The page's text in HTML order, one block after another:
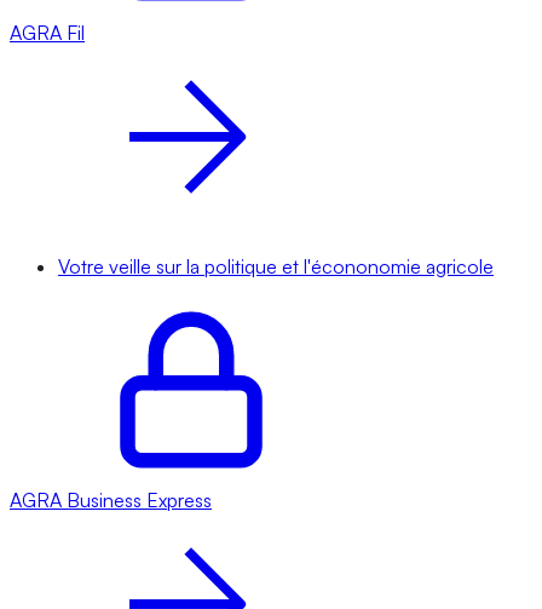
AGRA Fil
Votre veille sur la politique et l'écononomie agricole
AGRA Business Express